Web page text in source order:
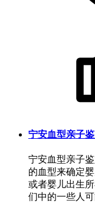
宁安血型亲子
宁安血型亲子
的血型来确定
或者婴儿出生
们中的一些人